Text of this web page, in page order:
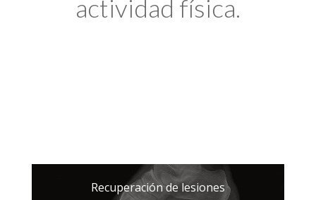
actividad física.
Recuperación de lesiones